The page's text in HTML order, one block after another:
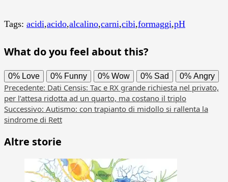
Tags: acidi,acido,alcalino,carni,cibi,formaggi,pH
What do you feel about this?
0% Love 0% Funny 0% Wow 0% Sad 0% Angry
Navigazione
articolo
Precedente: Dati Censis: Tac e RX grande richiesta nel privato,
per l’attesa ridotta ad un quarto, ma costano il triplo
Successivo: Autismo: con trapianto di midollo si rallenta la
sindrome di Rett
Altre storie